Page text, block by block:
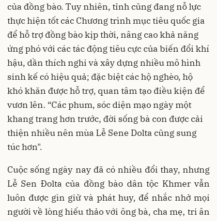
của đồng bào. Tuy nhiên, tỉnh cũng đang nỗ lực
thực hiện tốt các Chương trình mục tiêu quốc gia
để hỗ trợ đồng bào kịp thời, nâng cao khả năng
ứng phó với các tác động tiêu cực của biến đổi khí
hậu, dần thích nghi và xây dựng nhiều mô hình
sinh kế có hiệu quả; đặc biệt các hộ nghèo, hộ
khó khăn được hỗ trợ, quan tâm tạo điều kiện để
vươn lên. “Các phum, sóc diện mạo ngày một
khang trang hơn trước, đời sống bà con được cải
thiện nhiều nên mùa Lễ Sene Dolta cũng sung
túc hơn".
Cuộc sống ngày nay đã có nhiều đổi thay, nhưng
Lễ Sen Đolta của đồng bào dân tộc Khmer vẫn
luôn được gìn giữ và phát huy, để nhắc nhở mọi
người về lòng hiếu thảo với ông bà, cha mẹ, tri ân